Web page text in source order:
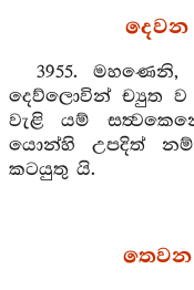
දෙවන
3955.
දෙව්ලොවින් ච්‍යුත
වැළි යම්
යොන්හි උපදිත්
කටයුතු යි.
තෙවන